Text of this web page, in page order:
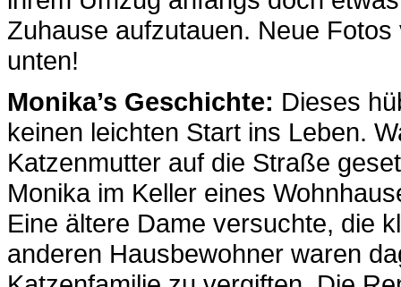
Zuhause aufzutauen. Neue
unten!
Monika’s Geschichte: Dieses
keinen leichten Start ins Leben.
Katzenmutter auf die Straße
Monika im Keller eines
Eine ältere Dame versuchte, die
anderen Hausbewohner waren